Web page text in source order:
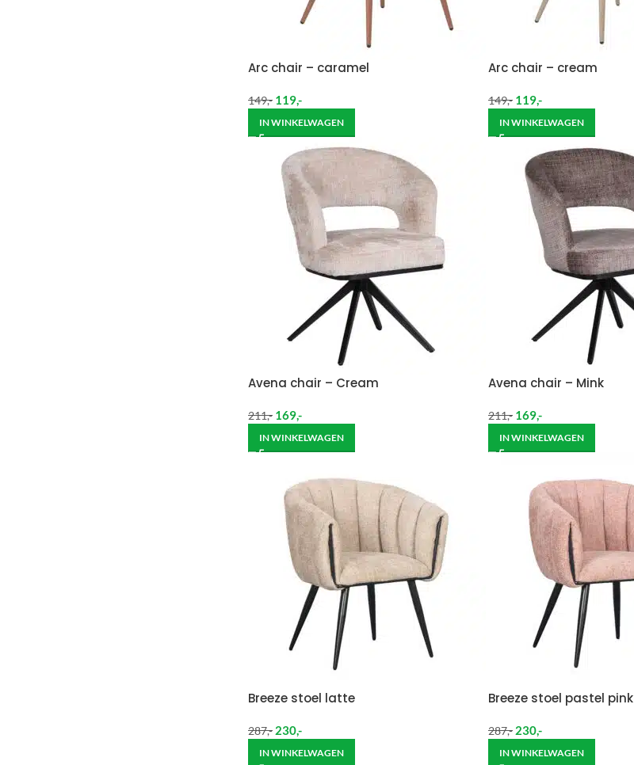
Arc chair – caramel
149,- 119,-
IN WINKELWAGEN
Arc chair – cream
149,- 119,-
IN WINKELWAGEN
Avena chair – Cream
211,- 169,-
IN WINKELWAGEN
Avena chair – Mink
211,- 169,-
IN WINKELWAGEN
Breeze stoel latte
287,- 230,-
IN WINKELWAGEN
Breeze stoel pastel pink
287,- 230,-
IN WINKELWAGEN